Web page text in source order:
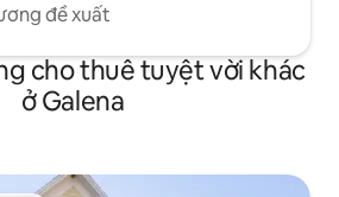
đề xuất
cho thuê tuyệt vời khác
ở Galena